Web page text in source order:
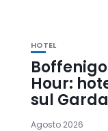
HOTEL
Hour:
sul Garda
Agosto 2026